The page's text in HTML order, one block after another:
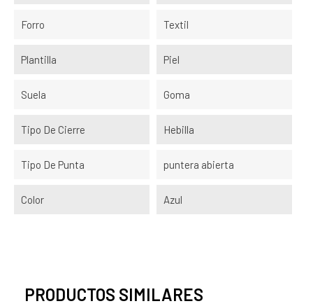
Forro Textil
Plantilla Piel
Suela Goma
Tipo De Cierre Hebilla
Tipo De Punta puntera abierta
Color Azul
PRODUCTOS SIMILARES